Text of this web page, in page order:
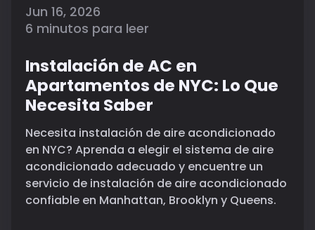
Jun 16, 2026
6 minutos para leer
Instalación de AC en
Apartamentos de NYC: Lo Que
Necesita Saber
Necesita instalación de aire acondicionado
en NYC? Aprenda a elegir el sistema de aire
acondicionado adecuado y encuentre un
servicio de instalación de aire acondicionado
confiable en Manhattan, Brooklyn y Queens.